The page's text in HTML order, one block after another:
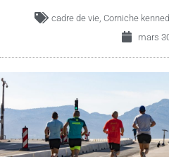
cadre de vie, Corniche
mars